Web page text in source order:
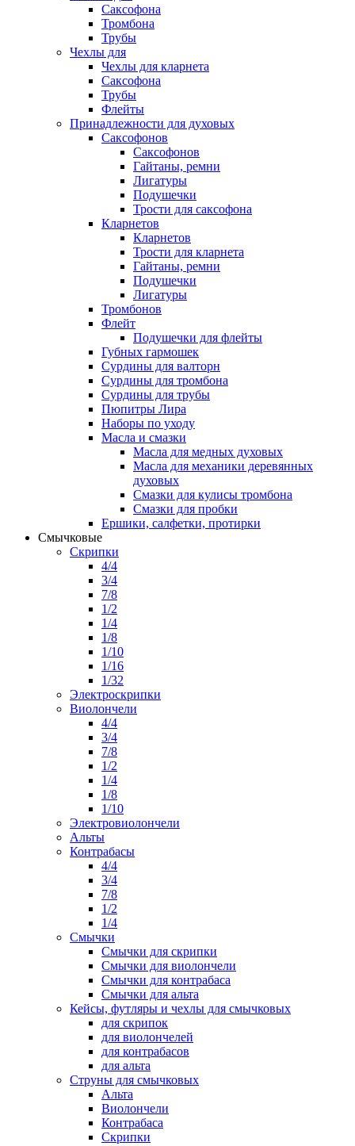
Саксофона
Тромбона
Трубы
Чехлы для
Чехлы для кларнета
Саксофона
Трубы
Флейты
Принадлежности для духовых
Саксофонов
Саксофонов
Гайтаны, ремни
Лигатуры
Подушечки
Трости для саксофона
Кларнетов
Кларнетов
Трости для кларнета
Гайтаны, ремни
Подушечки
Лигатуры
Тромбонов
Флейт
Подушечки для флейты
Губных гармошек
Сурдины для валторн
Сурдины для тромбона
Сурдины для трубы
Пюпитры Лира
Наборы по уходу
Масла и смазки
Масла для медных духовых
Масла для механики деревянных
духовых
Смазки для кулисы тромбона
Смазки для пробки
Ершики, салфетки, протирки
Смычковые
Скрипки
4/4
3/4
7/8
1/2
1/4
1/8
1/10
1/16
1/32
Электроскрипки
Виолончели
4/4
3/4
7/8
1/2
1/4
1/8
1/10
Электровиолончели
Альты
Контрабасы
4/4
3/4
7/8
1/2
1/4
Смычки
Смычки для скрипки
Смычки для виолончели
Смычки для контрабаса
Смычки для альта
Кейсы, футляры и чехлы для смычковых
для скрипок
для виолончелей
для контрабасов
для альта
Струны для смычковых
Альта
Виолончели
Контрабаса
Скрипки